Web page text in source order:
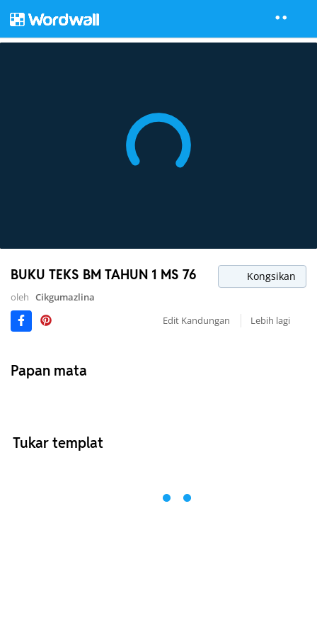
BUKU TEKS BM TAHUN 1 MS 76 Kongsikan
oleh Cikgumazlina
Edit Kandungan
Lebih lagi
Papan mata
Tukar templat